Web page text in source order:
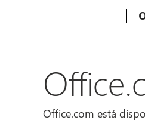
Office.com está